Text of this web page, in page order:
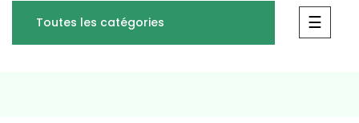
Toutes les catégories ☰